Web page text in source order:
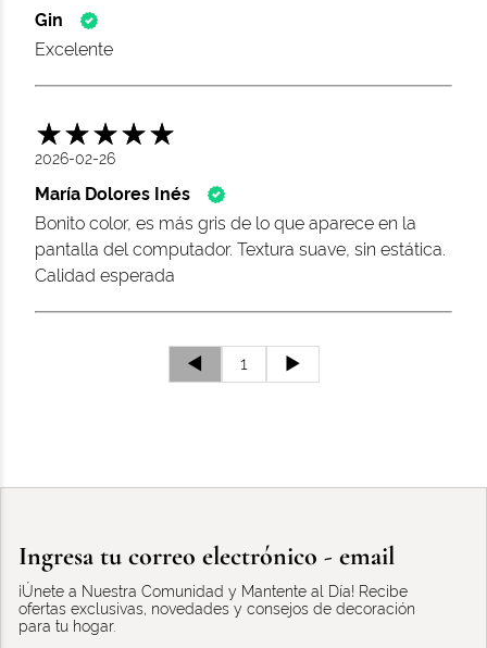
Gin
Excelente
2026-02-26
María Dolores Inés
Bonito color, es más gris de lo que aparece en la
pantalla del computador. Textura suave, sin estática.
Calidad esperada
◄ 1 ►
Ingresa tu correo electrónico - email
¡Únete a Nuestra Comunidad y Mantente al Día! Recibe
ofertas exclusivas, novedades y consejos de decoración
para tu hogar.